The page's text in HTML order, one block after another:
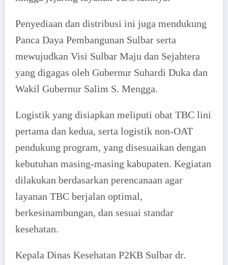
Penyediaan dan distribusi ini juga mendukung
Panca Daya Pembangunan Sulbar serta
mewujudkan Visi Sulbar Maju dan Sejahtera
yang digagas oleh Gubernur Suhardi Duka dan
Wakil Gubernur Salim S. Mengga.
Logistik yang disiapkan meliputi obat TBC lini
pertama dan kedua, serta logistik non-OAT
pendukung program, yang disesuaikan dengan
kebutuhan masing-masing kabupaten. Kegiatan
dilakukan berdasarkan perencanaan agar
layanan TBC berjalan optimal,
berkesinambungan, dan sesuai standar
kesehatan.
Kepala Dinas Kesehatan P2KB Sulbar dr.